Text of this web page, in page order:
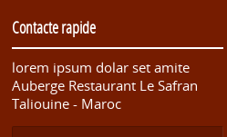
Contacte rapide
lorem ipsum dolar set amite
Auberge Restaurant Le Safran
Taliouine - Maroc